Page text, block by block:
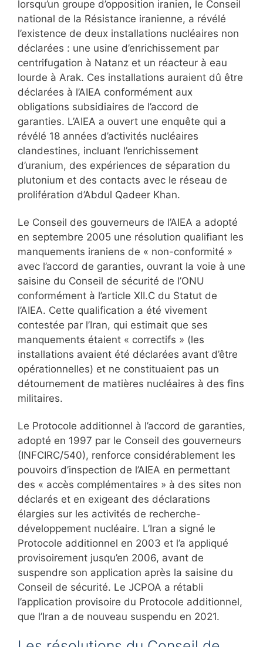
lorsqu’un groupe d’opposition iranien, le Conseil
national de la Résistance iranienne, a révélé
l’existence de deux installations nucléaires non
déclarées : une usine d’enrichissement par
centrifugation à Natanz et un réacteur à eau
lourde à Arak. Ces installations auraient dû être
déclarées à l’AIEA conformément aux
obligations subsidiaires de l’accord de
garanties. L’AIEA a ouvert une enquête qui a
révélé 18 années d’activités nucléaires
clandestines, incluant l’enrichissement
d’uranium, des expériences de séparation du
plutonium et des contacts avec le réseau de
prolifération d’Abdul Qadeer Khan.
Le Conseil des gouverneurs de l’AIEA a adopté
en septembre 2005 une résolution qualifiant les
manquements iraniens de « non-conformité »
avec l’accord de garanties, ouvrant la voie à une
saisine du Conseil de sécurité de l’ONU
conformément à l’article XII.C du Statut de
l’AIEA. Cette qualification a été vivement
contestée par l’Iran, qui estimait que ses
manquements étaient « correctifs » (les
installations avaient été déclarées avant d’être
opérationnelles) et ne constituaient pas un
détournement de matières nucléaires à des fins
militaires.
Le Protocole additionnel à l’accord de garanties,
adopté en 1997 par le Conseil des gouverneurs
(INFCIRC/540), renforce considérablement les
pouvoirs d’inspection de l’AIEA en permettant
des « accès complémentaires » à des sites non
déclarés et en exigeant des déclarations
élargies sur les activités de recherche-
développement nucléaire. L’Iran a signé le
Protocole additionnel en 2003 et l’a appliqué
provisoirement jusqu’en 2006, avant de
suspendre son application après la saisine du
Conseil de sécurité. Le JCPOA a rétabli
l’application provisoire du Protocole additionnel,
que l’Iran a de nouveau suspendu en 2021.